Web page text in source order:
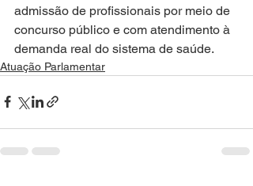
admissão de profissionais por meio de
concurso público e com atendimento à
demanda real do sistema de saúde.
Atuação Parlamentar